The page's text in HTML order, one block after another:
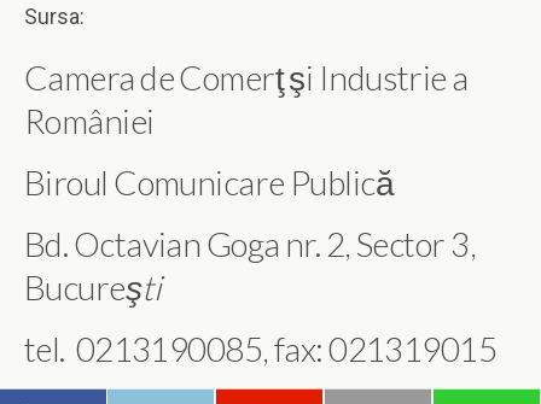
Sursa:
Camera de Comerţ şi Industrie a
României
Biroul Comunicare Publică
Bd. Octavian Goga nr. 2, Sector 3,
Bucureşti
tel. 0213190085, fax: 021319015